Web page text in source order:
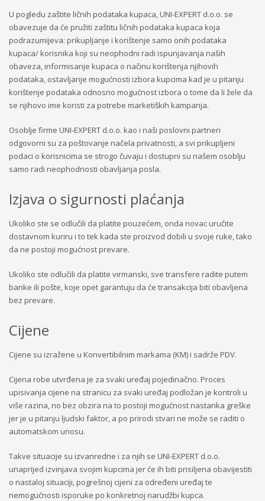
U pogledu zaštite ličnih podataka kupaca, UNI-EXPERT d.o.o. se
obavezuje da će pružiti zaštitu ličnih podataka kupaca koja
podrazumijeva: prikupljanje i korištenje samo onih podataka
kupaca/ korisnika koji su neophodni radi ispunjavanja naših
obaveza, informisanje kupaca o načinu korištenja njihovih
podataka, ostavljanje mogućnosti izbora kupcima kad je u pitanju
korištenje podataka odnosno mogućnost izbora o tome da li žele da
se njihovo ime koristi za potrebe marketiških kampanja.
Osoblje firme UNI-EXPERT d.o.o. kao i naši poslovni partneri
odgovorni su za poštovanje načela privatnosti, a svi prikupljeni
podaci o korisnicima se strogo čuvaju i dostupni su našem osoblju
samo radi neophodnosti obavljanja posla.
Izjava o sigurnosti plaćanja
Ukoliko ste se odlučili da platite pouzećem, onda novac uručite
dostavnom kuriru i to tek kada ste proizvod dobili u svoje ruke, tako
da ne postoji mogućnost prevare.
Ukoliko ste odlučili da platite virmanski, sve transfere radite putem
banke ili pošte, koje opet garantuju da će transakcija biti obavljena
bez prevare.
Cijene
Cijene su izražene u Konvertibilnim markama (KM) i sadrže PDV.
Cijena robe utvrđena je za svaki uređaj pojedinačno. Proces
upisivanja cijene na stranicu za svaki uređaj podložan je kontroli u
više razina, no bez obzira na to postoji mogućnost nastanka greške
jer je u pitanju ljudski faktor, a po prirodi stvari ne može se raditi o
automatskom unosu.
Takve situacije su izvanredne i za njih se UNI-EXPERT d.o.o.
unaprijed izvinjava svojim kupcima jer će ih biti prisiljena obavijestiti
o nastaloj situaciji, pogrešnoj cijeni za određeni uređaj te
nemogućnosti isporuke po konkretnoj narudžbi kupca.